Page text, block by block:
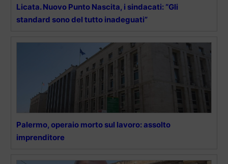
Licata. Nuovo Punto Nascita, i sindacati: “Gli
standard sono del tutto inadeguati”
Palermo, operaio morto sul lavoro: assolto
imprenditore